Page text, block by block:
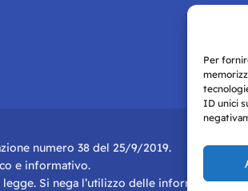
Per
ID unici
numero 38 del 25/9/2019.
e informativo.
Si nega l’utilizzo delle informazioni in